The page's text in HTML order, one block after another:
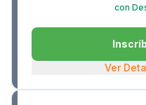
con
Ver